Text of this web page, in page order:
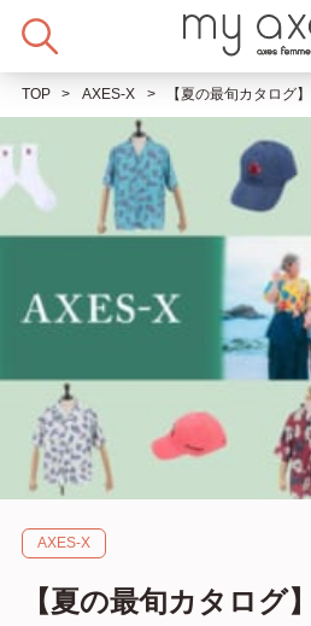
TOP AXES-X 【夏の最旬カタログ
AXES-X
【夏の最旬カタログ